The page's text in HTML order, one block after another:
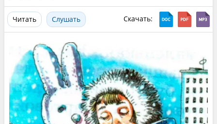
Читать Слушать Скачать: